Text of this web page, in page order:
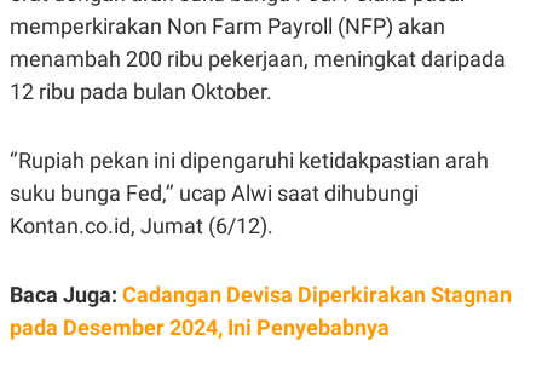
JARINGAN
K
O
N
A
C
A
Y
P
R
R
E
L
E
.
I
D
memperkirakan Non Farm Payroll (NFP) akan
menambah 200 ribu pekerjaan, meningkat daripada
12 ribu pada bulan Oktober.
‘’Rupiah pekan ini dipengaruhi ketidakpastian arah
suku bunga Fed,’’ ucap Alwi saat dihubungi
Kontan.co.id, Jumat (6/12).
Baca Juga: Cadangan Devisa Diperkirakan Stagnan
pada Desember 2024, Ini Penyebabnya